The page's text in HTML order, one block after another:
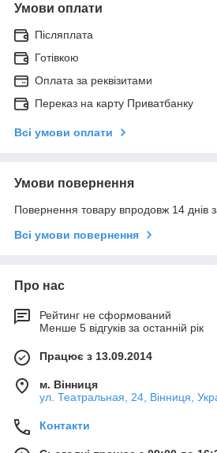
Умови оплати
Післяплата
Готівкою
Оплата за реквізитами
Переказ на карту Приватбанку
Всі умови оплати
Умови повернення
Повернення товару впродовж 14 днів
Всі умови повернення
Про нас
Рейтинг не сформований
Менше 5 відгуків за останній рік
Працює з 13.09.2014
м. Вінниця
ул. Театральная, 24, Вінниця,
Контакти